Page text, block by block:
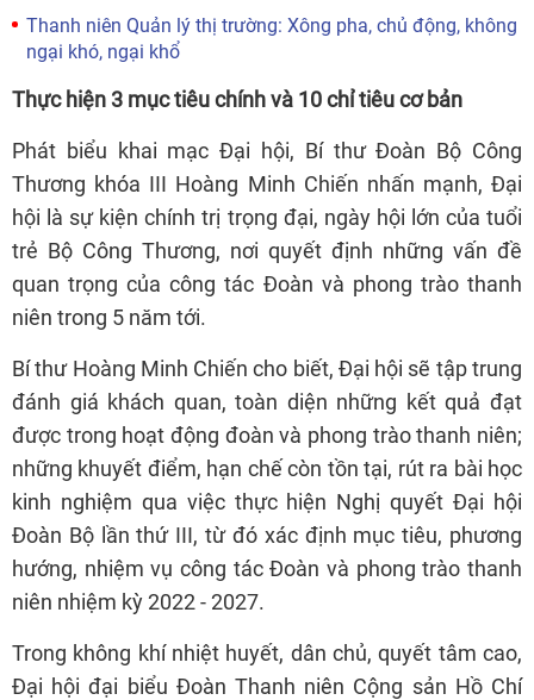
Thanh niên Quản lý thị trường: Xông pha, chủ động, không
ngại khó, ngại khổ
Thực hiện 3 mục tiêu chính và 10 chỉ tiêu cơ bản
Phát biểu khai mạc Đại hội, Bí thư Đoàn Bộ Công
Thương khóa III Hoàng Minh Chiến nhấn mạnh, Đại
hội là sự kiện chính trị trọng đại, ngày hội lớn của tuổi
trẻ Bộ Công Thương, nơi quyết định những vấn đề
quan trọng của công tác Đoàn và phong trào thanh
niên trong 5 năm tới.
Bí thư Hoàng Minh Chiến cho biết, Đại hội sẽ tập trung
đánh giá khách quan, toàn diện những kết quả đạt
được trong hoạt động đoàn và phong trào thanh niên;
những khuyết điểm, hạn chế còn tồn tại, rút ra bài học
kinh nghiệm qua việc thực hiện Nghị quyết Đại hội
Đoàn Bộ lần thứ III, từ đó xác định mục tiêu, phương
hướng, nhiệm vụ công tác Đoàn và phong trào thanh
niên nhiệm kỳ 2022 - 2027.
Trong không khí nhiệt huyết, dân chủ, quyết tâm cao,
Đại hội đại biểu Đoàn Thanh niên Cộng sản Hồ Chí